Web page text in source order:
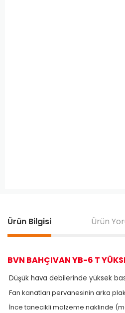
Ürün Bilgisi Ürün
BVN BAHÇIVAN YB-6 T
Düşük hava debilerinde yüksek
Fan kanatları pervanesinin arka
İnce tanecikli malzeme naklinde